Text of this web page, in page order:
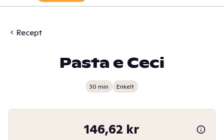
Recept
Pasta e Ceci
30 min Enkelt
146,62 kr